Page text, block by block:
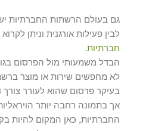
גם בעולם הרשתות החברתיות
לבין פעילות אורגנית וניתן
חברתיות.
הבדל משמעותי מול הפרסום
לא מחפשים שירות או מוצר
בעיקר פרסום שהוא לעורר צורך
אך בתמונה רחבה יותר
החברתיות, כאן המקום להיות